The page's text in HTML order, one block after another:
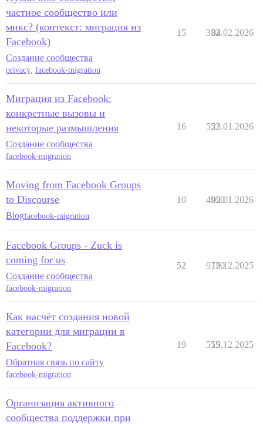
частное сообщество или
микс? (контекст: миграция из
Facebook)
Создание сообщества
privacy, facebook-migration
15 332
04.02.2026
Миграция из Facebook:
конкретные вызовы и
некоторые размышления
Создание сообщества
facebook-migration
16 552
23.01.2026
Moving from Facebook Groups
to Discourse
Blogfacebook-migration
10 4950
02.01.2026
Facebook Groups - Zuck is
coming for us
Создание сообщества
facebook-migration
52 9720
19.12.2025
Как насчёт создания новой
категории для миграции в
Facebook?
Обратная связь по сайту
facebook-migration
19 555
19.12.2025
Организация активного
сообщества поддержки при